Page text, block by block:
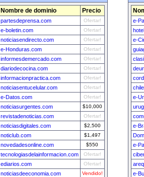
Nombre de dominio Precio
partesdeprensa.com Ofertar!
e-boletin.com Ofertar!
noticiasendirecto.com Ofertar!
e-Honduras.com Ofertar!
informesdemercado.com Ofertar!
diariodecocina.com Ofertar!
informacionpractica.com Ofertar!
noticiasentucelular.com Ofertar!
e-Datos.com Ofertar!
noticiasurgentes.com $10,000
revistadenoticias.com Ofertar!
noticiasdigitales.com $2,500
noticlub.com $1,497
novedadesonline.com $550
tecnologiasdelainformacion.com Ofertar!
ediarios.com Ofertar!
noticiasdeeconomia.com Vendido!
e-
e-
e-
e-
e-
e-